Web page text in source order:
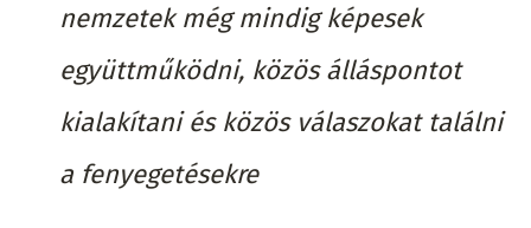
nemzetek még mindig képesek
együttműködni, közös álláspontot
kialakítani és közös válaszokat találni
a fenyegetésekre